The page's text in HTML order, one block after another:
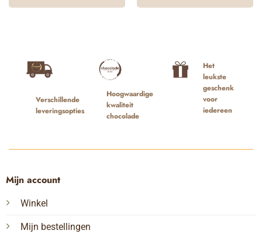
Verschillende
leveringsopties
Hoogwaardige
kwaliteit
chocolade
Het
leukste
geschenk
voor
iedereen
Mijn account
Winkel
Mijn bestellingen